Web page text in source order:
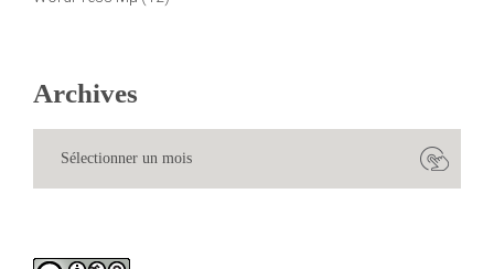
Archives